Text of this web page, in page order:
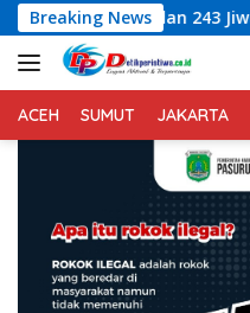
Langsung
ke
konten
Breaking News
243 Jiwa Terdampak*
ACEH SUMUT JAKARTA